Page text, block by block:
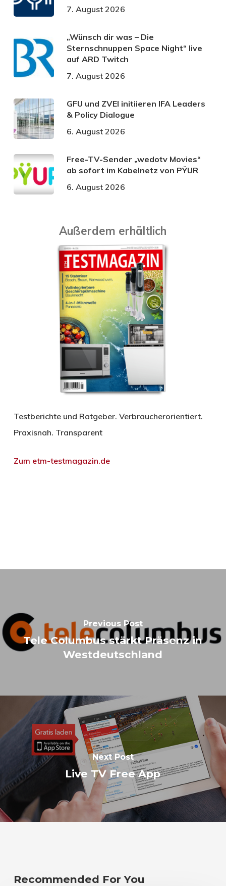
7. August 2026
„Wünsch dir was – Die
Sternschnuppen Space Night“ live
auf ARD Twitch
7. August 2026
GFU und ZVEI initiieren IFA Leaders
& Policy Dialogue
6. August 2026
Free-TV-Sender „wedotv Movies“
ab sofort im Kabelnetz von PŸUR
6. August 2026
Außerdem erhältlich
Testberichte und Ratgeber. Verbraucherorientiert.
Praxisnah. Transparent
Zum etm-testmagazin.de
Previous Post
Tele Columbus stärkt Präsenz in
Westdeutschland
Next Post
Live TV Free App
Recommended For You